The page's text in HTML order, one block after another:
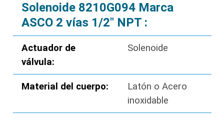
Solenoide 8210G094 Marca
ASCO 2 vías 1/2″ NPT :
Actuador de
válvula:
Solenoide
Material del cuerpo:
Latón o Acero
inoxidable